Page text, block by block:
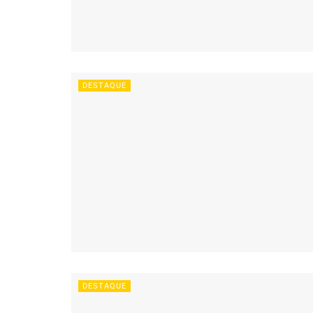
DESTAQUE
DESTAQUE